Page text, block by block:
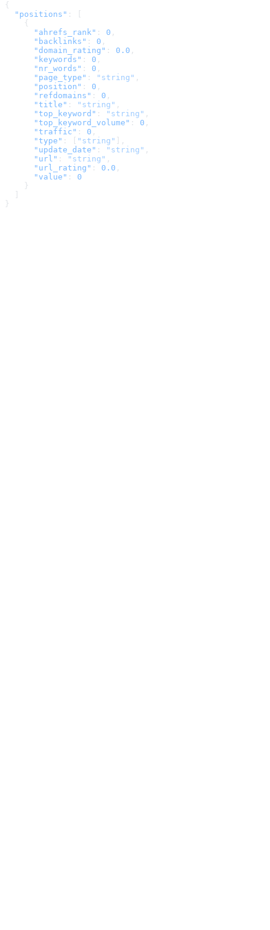
{
  "positions"
: [
    {
      "ahrefs_rank"
: 0 ,
      "backlinks"
: 0 ,
      "domain_rating"
: 0.0 ,
      "keywords"
: 0 ,
      "nr_words"
: 0 ,
      "page_type"
: "string" ,
      "position"
: 0 ,
      "refdomains"
: 0 ,
      "title"
: "string" ,
      "top_keyword"
: "string" ,
      "top_keyword_volume"
: 0 ,
      "traffic"
: 0 ,
      "type"
: [ "string"
],
      "update_date"
: "string" ,
      "url"
: "string" ,
      "url_rating"
: 0.0 ,
      "value"
: 0
    }
}